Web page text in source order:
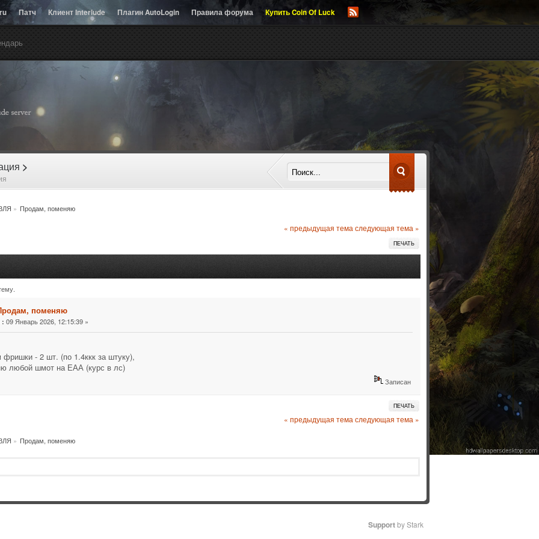
Патч Клиент Interlude Плагин AutoLogin Правила форума Купить Coin Of Luck
>
» Продам, поменяю
« предыдущая тема следующая тема »
ПЕЧАТЬ
4282 раз)
поменяю
: 09 Январь 2026, 12:15:39 »
фришки - 2 шт. (по 1.4ккк за штуку),
любой шмот на ЕАА (курс в лс)
Записан
ПЕЧАТЬ
« предыдущая тема следующая тема »
» Продам, поменяю
Supportby Stark